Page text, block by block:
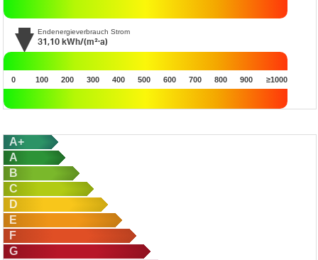
Endenergieverbrauch Strom
31,10 kWh/(m²·a)
0 100 200 300 400 500 600 700 800 900 ≥1000
A+
A
B
C
D
E
F
G